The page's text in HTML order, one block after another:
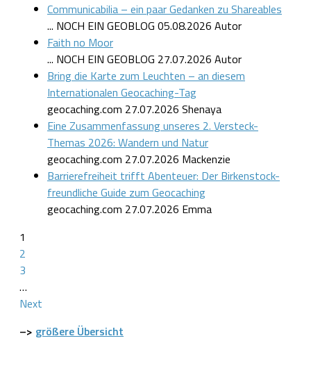
Communicabilia – ein paar Gedanken zu Shareables
... NOCH EIN GEOBLOG 05.08.2026 Autor
Faith no Moor
... NOCH EIN GEOBLOG 27.07.2026 Autor
Bring die Karte zum Leuchten – an diesem
Internationalen Geocaching-Tag
geocaching.com 27.07.2026 Shenaya
Eine Zusammenfassung unseres 2. Versteck-
Themas 2026: Wandern und Natur
geocaching.com 27.07.2026 Mackenzie
Barrierefreiheit trifft Abenteuer: Der Birkenstock-
freundliche Guide zum Geocaching
geocaching.com 27.07.2026 Emma
1
2
3
…
Next
–> größere Übersicht